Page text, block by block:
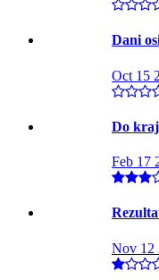
Dani
Oct 15
Do
Feb 17
Nov 12